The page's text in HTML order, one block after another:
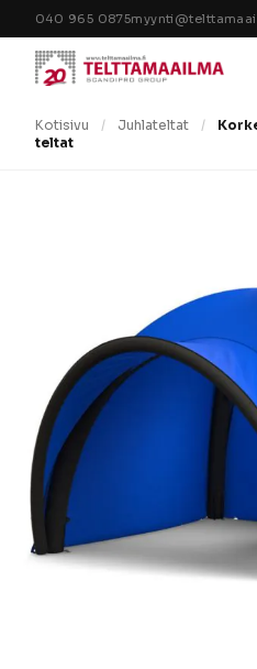
Siirry sisältöön
040 965 0875
Kotisivu / Juhlateltat /
teltat